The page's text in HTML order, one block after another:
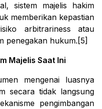
sistem majelis hakim
memberikan kepastian
arbitrariness atau
penegakan hukum.[5]
Majelis Saat Ini
mengenai luasnya
secara tidak langsung
pengimbangan